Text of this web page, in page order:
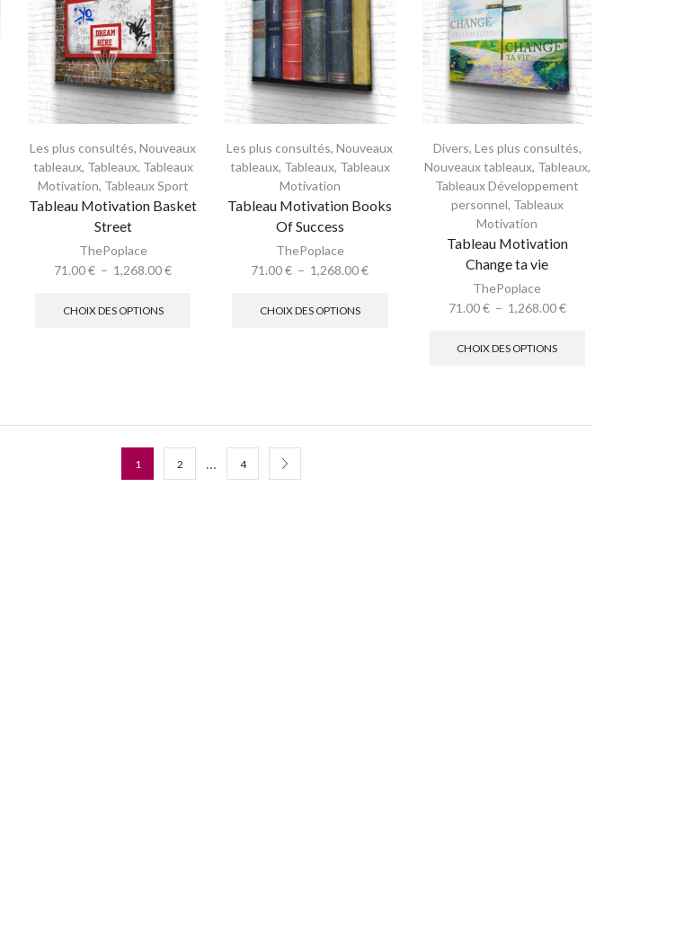
Les plus consultés,Nouveaux
tableaux, Tableaux, Tableaux
Motivation, Tableaux Sport
Tableau Motivation Basket
Street
ThePoplace
71.00€ – 1,268.00€
CHOIX DES OPTIONS
Les plus consultés,Nouveaux
tableaux, Tableaux, Tableaux
Motivation
Tableau Motivation Books
Of Success
ThePoplace
71.00€ – 1,268.00€
CHOIX DES OPTIONS
Divers, Les plus consultés,
Nouveaux tableaux, Tableaux,
Tableaux Développement
personnel, Tableaux
Motivation
Tableau Motivation
Change ta vie
ThePoplace
71.00€ – 1,268.00€
CHOIX DES OPTIONS
1 2 … 4